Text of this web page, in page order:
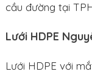
cầu đường tại
Lưới HDPE
Lưới HDPE với